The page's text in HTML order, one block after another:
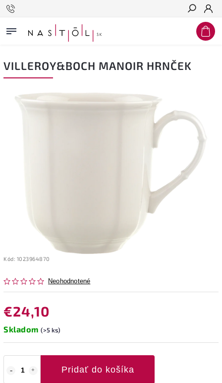
Hľadať
VILLEROY&BOCH MANOIR HRNČEK
Kód: 1023964870
Neohodnotené
€24,10
Skladom (>5 ks)
Pridať do košíka